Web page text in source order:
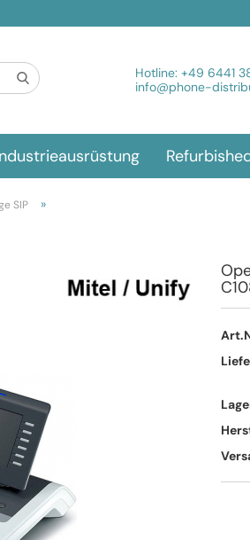
Hotline: +49 6441
info@phone-
SIP »